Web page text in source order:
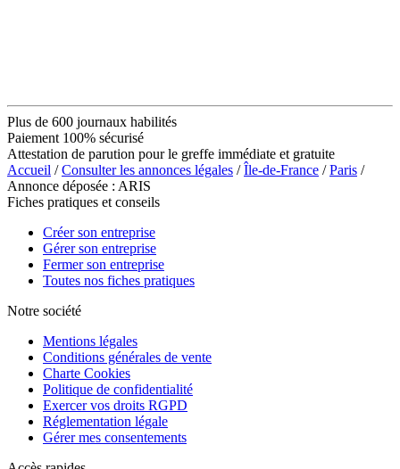
Plus de 600 journaux habilités
Paiement 100% sécurisé
Attestation de parution pour le greffe immédiate et gratuite
Accueil /Consulter les annonces légales /Île-de-France /Paris /
Annonce déposée : ARIS
Fiches pratiques et conseils
Créer son entreprise
Gérer son entreprise
Fermer son entreprise
Toutes nos fiches pratiques
Notre société
Mentions légales
Conditions générales de vente
Charte Cookies
Politique de confidentialité
Exercer vos droits RGPD
Réglementation légale
Gérer mes consentements